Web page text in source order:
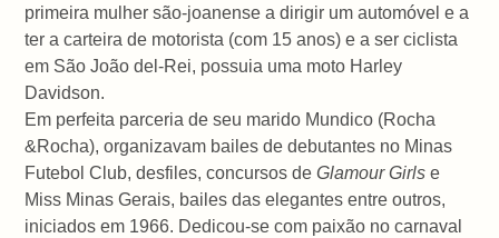
primeira mulher são-joanense a dirigir um automóvel e a
ter a carteira de motorista (com 15 anos) e a ser ciclista
em São João del-Rei, possuia uma moto Harley
Davidson.
Em perfeita parceria de seu marido Mundico (Rocha
&Rocha), organizavam bailes de debutantes no Minas
Futebol Club, desfiles, concursos deGlamour Girls e
Miss Minas Gerais, bailes das elegantes entre outros,
iniciados em 1966. Dedicou-se com paixão no carnaval